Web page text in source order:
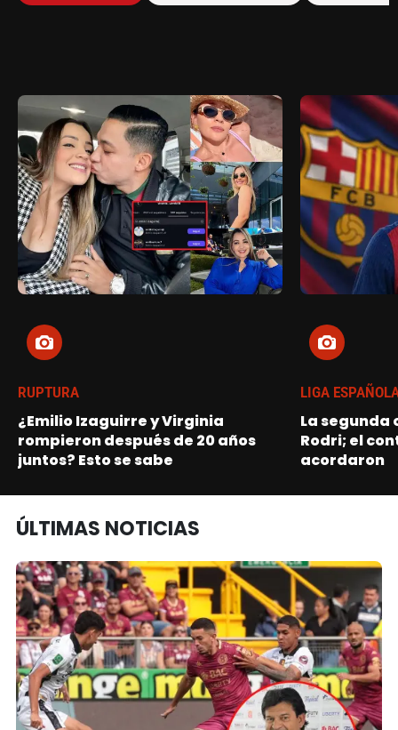
RUPTURA
¿Emilio Izaguirre y Virginia
rompieron después de 20 años
juntos? Esto se sabe
LIGA
La
Rodri; el
acordaron
ÚLTIMAS NOTICIAS